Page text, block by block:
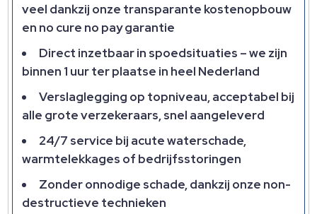
veel dankzij onze transparante kostenopbouw
en no cure no pay garantie
Direct inzetbaar in spoedsituaties – we zijn
binnen 1 uur ter plaatse in heel Nederland
Verslaglegging op topniveau, acceptabel bij
alle grote verzekeraars, snel aangeleverd
24/7 service bij acute waterschade,
warmtelekkages of bedrijfsstoringen
Zonder onnodige schade, dankzij onze non-
destructieve technieken